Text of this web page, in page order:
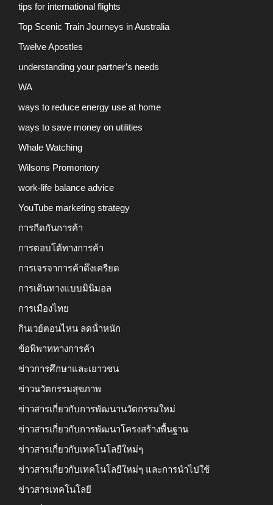
tips for international flights
Top Scenic Train Journeys in Australia
Twelve Apostles
understanding your partner’s needs
WA
ways to reduce energy use at home
ways to save money on utilities
Whale Watching
Wilsons Promontory
work-life balance advice
YouTube marketing strategy
การกีดกันการค้า
การตอบโต้ทางการค้า
การเจรจาการค้าตึงเครียด
การเดินทางแบบมินิมอล
การเมืองไทย
กินเวย์ตอนไหน ลดน้ําหนัก
ข้อพิพาททางการค้า
ข่าวการศึกษาและเยาวชน
ข่าวนวัตกรรมสุขภาพ
ข่าวสารเกี่ยวกับการพัฒนานวัตกรรมใหม่
ข่าวสารเกี่ยวกับการพัฒนาโครงสร้างพื้นฐาน
ข่าวสารเกี่ยวกับเทคโนโลยีใหม่ๆ
ข่าวสารเกี่ยวกับเทคโนโลยีใหม่ๆ และการนำไปใช้
ข่าวสารเทคโนโลยี